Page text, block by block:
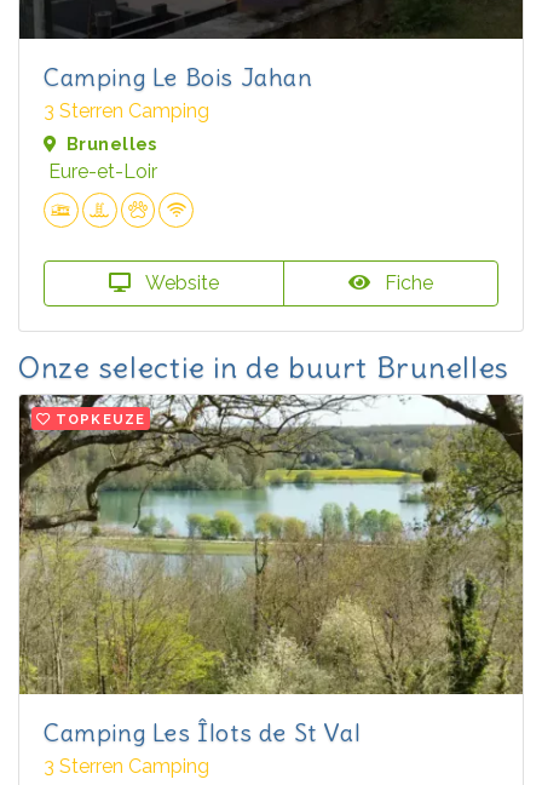
Camping Le Bois Jahan
3 Sterren Camping
Brunelles
Eure-et-Loir
Website Fiche
Onze selectie in de buurt Brunelles
TOPKEUZE
Camping Les Îlots de St Val
3 Sterren Camping